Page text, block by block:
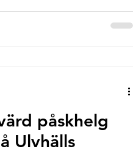
påskhelg
Ulvhälls